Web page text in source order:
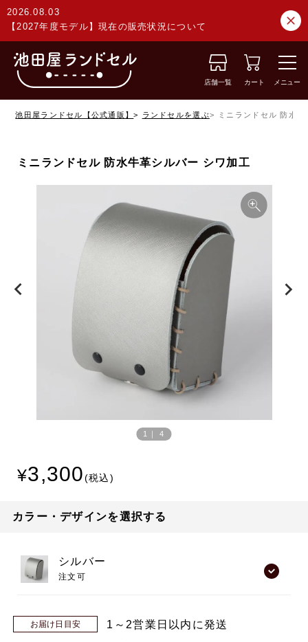
2026.08.03
【2027年度モデル】現在の販売状況について
店舗一覧 カート メニュー
池田屋ランドセル【公式通販】 ランドセルを選ぶ ミニランドセル 防水
ミニランドセル 防水牛革シルバー シワ加工
1 ｜4
3,300
カラー・デザインを選択する
シルバー
注文可
お届け日目安 1～2営業日以内に発送